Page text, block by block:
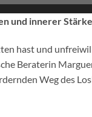
und innerer Stärke
hast und
Beraterin
Weg des